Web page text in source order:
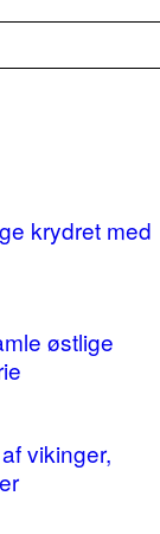
krydret med
østlige
vikinger,